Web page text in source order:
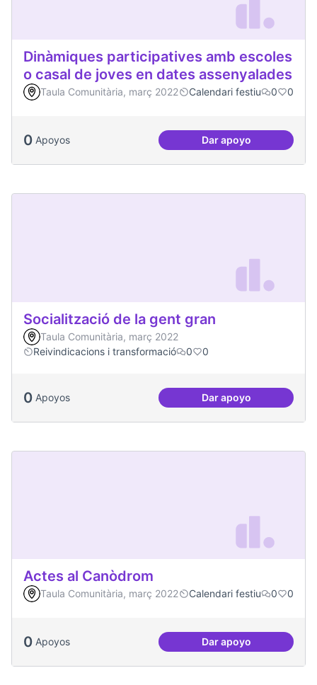
Dinàmiques participatives amb escoles
o casal de joves en dates assenyalades
Taula Comunitària, març 2022 Calendari festiu 0 0
0 Apoyos Dar apoyoDinàmiques
Socialització de la gent gran
Taula Comunitària, març 2022
Reivindicacions i transformació
0 0
0 Apoyos Dar apoyoSocialització de la
Actes al Canòdrom
Taula Comunitària, març 2022 Calendari festiu 0 0
0 Apoyos Dar apoyoActes al Canòdrom